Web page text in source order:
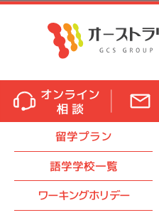
留学プラン
語学学校一覧
ワーキングホリデー